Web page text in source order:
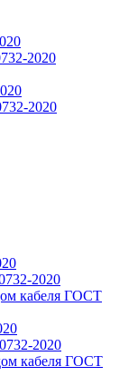
2020
2020
2020
кабеля ГОСТ
2020
кабеля ГОСТ